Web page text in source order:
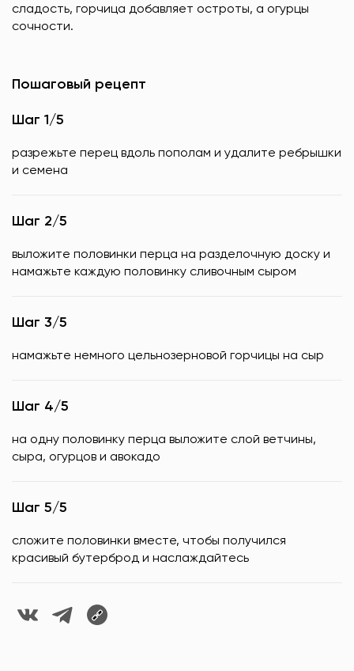
сладость, горчица добавляет остроты, а огурцы
сочности.
Пошаговый рецепт
Шаг 1/5
разрежьте перец вдоль пополам и удалите ребрышки
и семена
Шаг 2/5
выложите половинки перца на разделочную доску и
намажьте каждую половинку сливочным сыром
Шаг 3/5
намажьте немного цельнозерновой горчицы на сыр
Шаг 4/5
на одну половинку перца выложите слой ветчины,
сыра, огурцов и авокадо
Шаг 5/5
сложите половинки вместе, чтобы получился
красивый бутерброд и наслаждайтесь